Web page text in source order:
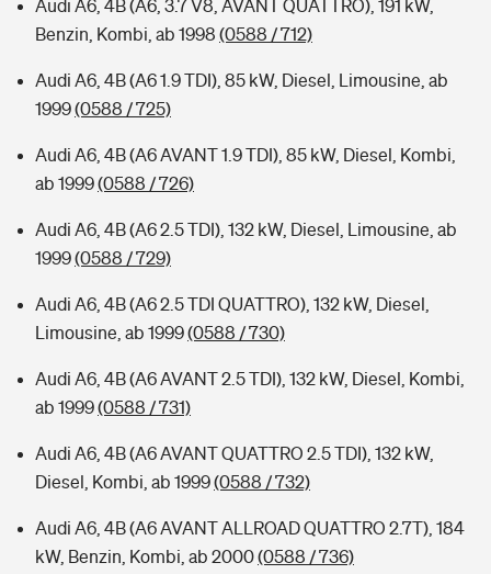
Audi A6, 4B (A6, 3.7 V8, AVANT QUATTRO), 191 kW,
Benzin, Kombi, ab 1998 (0588 / 712)
Audi A6, 4B (A6 1.9 TDI), 85 kW, Diesel, Limousine, ab
1999(0588 / 725)
Audi A6, 4B (A6 AVANT 1.9 TDI), 85 kW, Diesel, Kombi,
ab 1999(0588 / 726)
Audi A6, 4B (A6 2.5 TDI), 132 kW, Diesel, Limousine, ab
1999(0588 / 729)
Audi A6, 4B (A6 2.5 TDI QUATTRO), 132 kW, Diesel,
Limousine, ab 1999(0588 / 730)
Audi A6, 4B (A6 AVANT 2.5 TDI), 132 kW, Diesel, Kombi,
ab 1999(0588 / 731)
Audi A6, 4B (A6 AVANT QUATTRO 2.5 TDI), 132 kW,
Diesel, Kombi, ab 1999(0588 / 732)
Audi A6, 4B (A6 AVANT ALLROAD QUATTRO 2.7T), 184
kW, Benzin, Kombi, ab 2000(0588 / 736)